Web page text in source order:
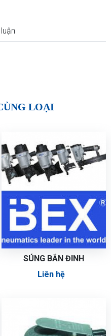
LOẠI
SÚNG BẮN ĐINH
Liên hệ